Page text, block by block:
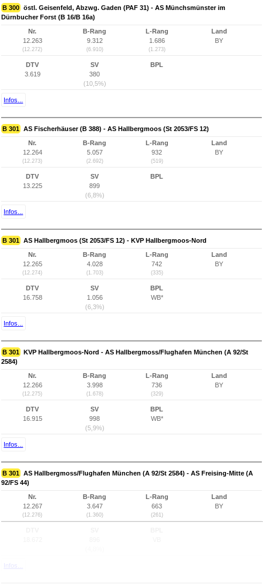
B 300 östl. Geisenfeld, Abzwg. Gaden (PAF 31) - AS Münchsmünster im
Dürnbucher Forst (B 16/B 16a)
Nr.
12.263
(12.272)
B-Rang
9.312
(6.910)
L-Rang
1.686
(1.273)
Land
BY
DTV
3.619
SV
380
(10,5%)
BPL
Infos...
B 301 AS Fischerhäuser (B 388) - AS Hallbergmoos (St 2053/FS 12)
Nr.
12.264
(12.273)
B-Rang
5.057
(2.692)
L-Rang
932
(519)
Land
BY
DTV
13.225
SV
899
(6,8%)
BPL
Infos...
B 301 AS Hallbergmoos (St 2053/FS 12) - KVP Hallbergmoos-Nord
Nr.
12.265
(12.274)
B-Rang
4.028
(1.703)
L-Rang
742
(335)
Land
BY
DTV
16.758
SV
1.056
(6,3%)
BPL
WB*
Infos...
B 301 KVP Hallbergmoos-Nord - AS Hallbergmoss/Flughafen München (A 92/St
2584)
Nr.
12.266
(12.275)
B-Rang
3.998
(1.678)
L-Rang
736
(329)
Land
BY
DTV
16.915
SV
998
(5,9%)
BPL
WB*
Infos...
B 301 AS Hallbergmoss/Flughafen München (A 92/St 2584) - AS Freising-Mitte (A
92/FS 44)
Nr.
12.267
(12.276)
B-Rang
3.647
(1.360)
L-Rang
663
(261)
Land
BY
Infos...